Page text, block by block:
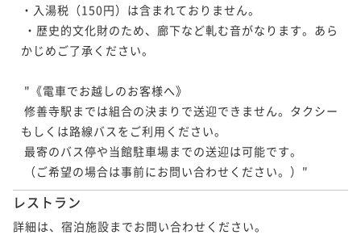
・入湯税（150円）は含まれておりません。
かじめご了承ください。
もしくは路線バスをご利用ください。
レストラン
詳細は、宿泊施設までお問い合わせください。